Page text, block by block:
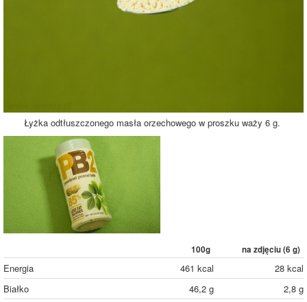
Łyżka odtłuszczonego masła orzechowego w proszku waży 6 g.
100g na zdjęciu (6 g)
Energia 461 kcal
28 kcal
Białko
46,2 g
2,8 g